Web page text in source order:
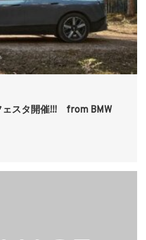
ェスタ開催!!! from BMW